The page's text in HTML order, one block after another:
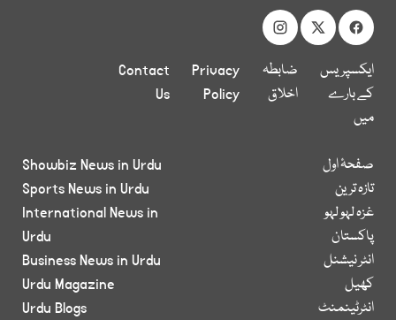
ایکسپریس
کے بارے
میں
ضابطہ
اخلاق
Privacy
Policy
Contact
Us
صفحۂ اول
تازہ ترین
غزہ لہو لہو
پاکستان
انٹر نیشنل
کھیل
انٹرٹینمنٹ
Showbiz News in Urdu
Sports News in Urdu
International News in
Urdu
Business News in Urdu
Urdu Magazine
Urdu Blogs